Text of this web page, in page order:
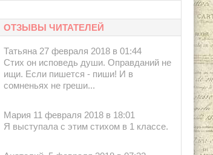
1960.
ОТЗЫВЫ ЧИТАТЕЛЕЙ
Татьяна 27 февраля 2018 в 01:44
Стих он исповедь души. Оправданий не
ищи. Если пишется - пиши! И в
сомненьях не греши...
Мария 11 февраля 2018 в 18:01
Я выступала с этим стихом в 1 классе.